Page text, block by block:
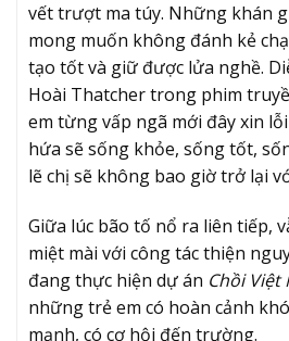
vết trượt ma túy. Những khán
mong muốn không đánh kẻ
tạo tốt và giữ được lửa nghề.
Hoài Thatcher trong phim
em từng vấp ngã mới đây xin
hứa sẽ sống khỏe, sống tốt,
lẽ chị sẽ không bao giờ trở lại
Giữa lúc bão tố nổ ra liên tiếp,
miệt mài với công tác thiện
đang thực hiện dự án Chồi Việt
những trẻ em có hoàn cảnh
mạnh, có cơ hội đến trường.